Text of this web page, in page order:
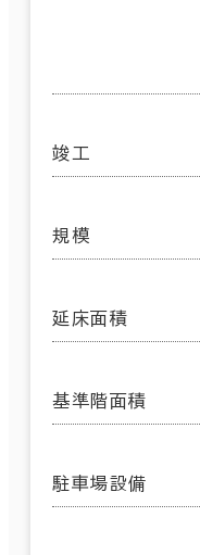
竣工
規模
延床面積
基準階面積
駐車場設備